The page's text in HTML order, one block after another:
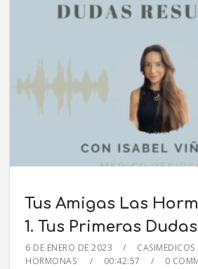
Tus Amigas Las
1. Tus Primeras
6 DE ENERO DE 2023 CASIMEDICOS
HORMONAS
00:42:57 0